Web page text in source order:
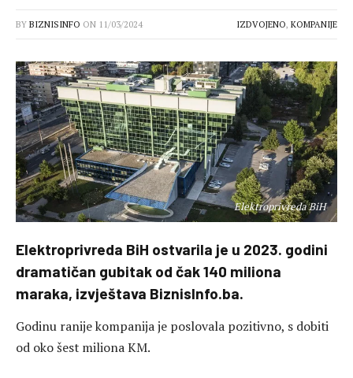
BY BIZNISINFO ON 11/03/2024 IZDVOJENO, KOMPANIJE
Elektroprivreda BiH
Elektroprivreda BiH ostvarila je u 2023. godini
dramatičan gubitak od čak 140 miliona
maraka, izvještava BiznisInfo.ba.
Godinu ranije kompanija je poslovala pozitivno, s dobiti
od oko šest miliona KM.